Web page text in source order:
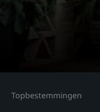
Topbestemmingen